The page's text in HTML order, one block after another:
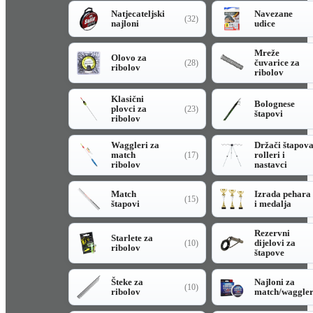
Natjecateljski
najloni
(32)
Navezane
udice
Olovo za
ribolov
(28)
Mreže
čuvarice za
ribolov
Klasični
plovci za
ribolov
(23)
Bolognese
štapovi
Waggleri za
match
ribolov
(17)
Držači štapova
rolleri i
nastavci
Match
štapovi
(15)
Izrada pehara
i medalja
Starlete za
ribolov
(10)
Rezervni
dijelovi za
štapove
Šteke za
ribolov
(10)
Najloni za
match/waggler